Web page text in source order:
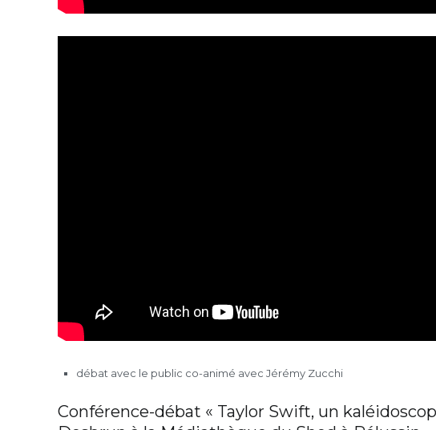
débat avec le public co-animé avec Jérémy Zucchi
Conférence-débat « Taylor Swift, un